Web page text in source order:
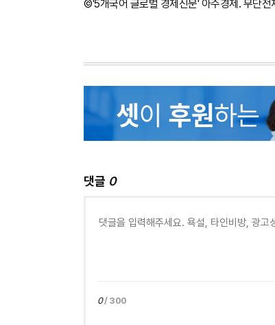
©'5개국어 글로벌 경제신문' 아주경제. 무단전
댓글 0
0/ 300